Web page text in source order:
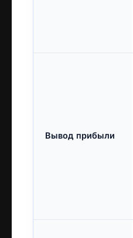
Вывод прибыли